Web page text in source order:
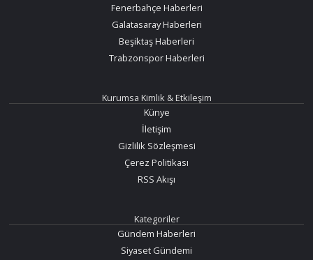
Fenerbahçe Haberleri
Galatasaray Haberleri
Beşiktaş Haberleri
Trabzonspor Haberleri
Kurumsa Kimlik & Etkileşim
Künye
İletişim
Gizlilik Sözleşmesi
Çerez Politikası
RSS Akışı
Kategoriler
Gündem Haberleri
Siyaset Gündemi